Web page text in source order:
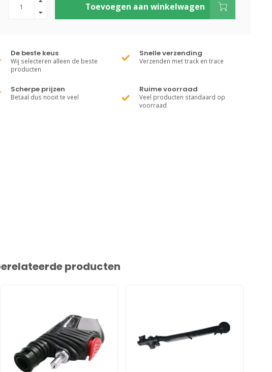
Toevoegen aan winkelwagen
De beste keus
Wij selecteren alleen de beste
producten
Snelle verzending
Verzenden met track en trace
Scherpe prijzen
Betaal dus nooit te veel
Ruime voorraad
Veel producten standaard op
voorraad
producten